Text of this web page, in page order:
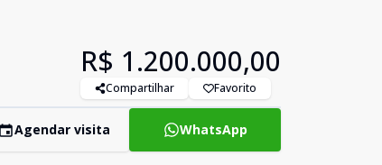
R$ 1.200.000,00
Compartilhar Favorito
Agendar visita WhatsApp